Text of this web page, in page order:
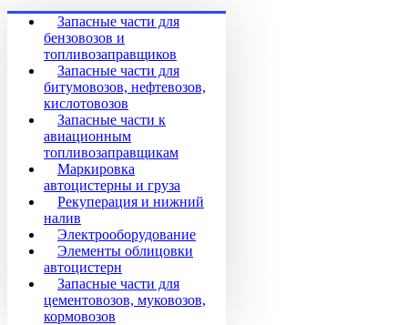
Запасные части для
бензовозов и
топливозаправщиков
Запасные части для
битумовозов, нефтевозов,
кислотовозов
Запасные части к
авиационным
топливозаправщикам
Маркировка
автоцистерны и груза
Рекуперация и нижний
налив
Электрооборудование
Элементы облицовки
автоцистерн
Запасные части для
цементовозов, муковозов,
кормовозов